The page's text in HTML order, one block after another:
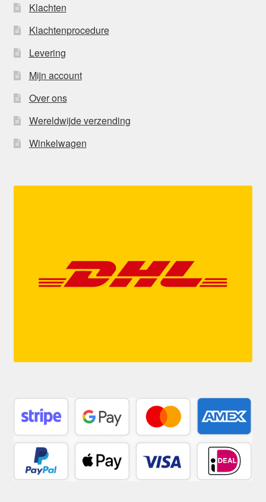
Klachten
Klachtenprocedure
Levering
Mijn account
Over ons
Wereldwijde verzending
Winkelwagen